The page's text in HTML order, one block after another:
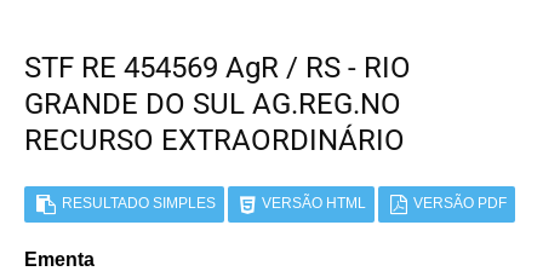
STF RE 454569 AgR / RS - RIO
GRANDE DO SUL AG.REG.NO
RECURSO EXTRAORDINÁRIO
RESULTADO SIMPLES VERSÃO HTML VERSÃO PDF
Ementa